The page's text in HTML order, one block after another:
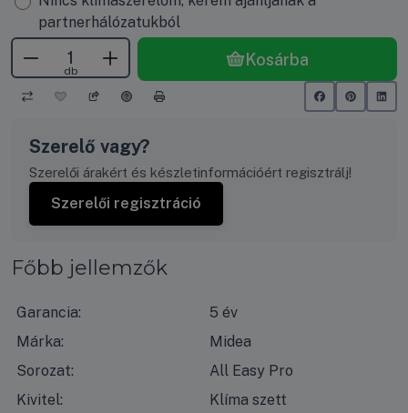
partnerhálózatukból
db
Kosárba
Szerelő vagy?
Szerelői árakért és készletinformációért regisztrálj!
Szerelői regisztráció
Főbb jellemzők
Garancia:
5 év
Márka:
Midea
Sorozat:
All Easy Pro
Kivitel:
Klíma szett